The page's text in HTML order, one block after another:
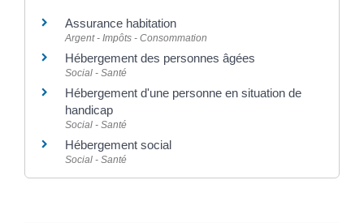
Assurance habitation
Argent - Impôts - Consommation
Hébergement des personnes âgées
Social - Santé
Hébergement d'une personne en situation de
handicap
Social - Santé
Hébergement social
Social - Santé